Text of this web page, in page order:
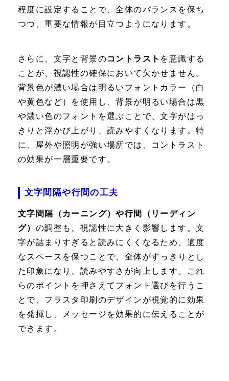
程度に設定することで、全体のバランスを保ち
つつ、重要な情報が目立つようになります。
さらに、文字と背景のコントラスト を意識する
ことが、視認性の確保において欠かせません。
背景色が濃い場合は明るいフォントカラー（白
や黄色など）を使用し、背景が明るい場合は黒
や濃い色のフォントを選ぶことで、文字がはっ
きりと浮かび上がり、読みやすくなります。特
に、屋外や照明が強い場所では、コントラスト
の効果が一層重要です。
文字間隔や行間の工夫
文字間隔（カーニング）や行間（リーディン
グ） の調整も、視認性に大きく影響します。文
字が詰まりすぎると読みにくくなるため、適度
なスペースを保つことで、全体がすっきりとし
た印象になり、読みやすさが向上します。これ
らのポイントを押さえてフォント選びを行うこ
とで、フラスタ印刷のデザインが視覚的に効果
を発揮し、メッセージを効果的に伝えることが
できます。